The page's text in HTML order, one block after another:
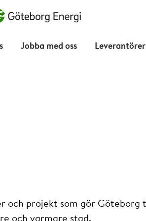
vill du söka efter?
Jobba med oss Leverantörer
och projekt som gör Göteborg
och varmare stad.